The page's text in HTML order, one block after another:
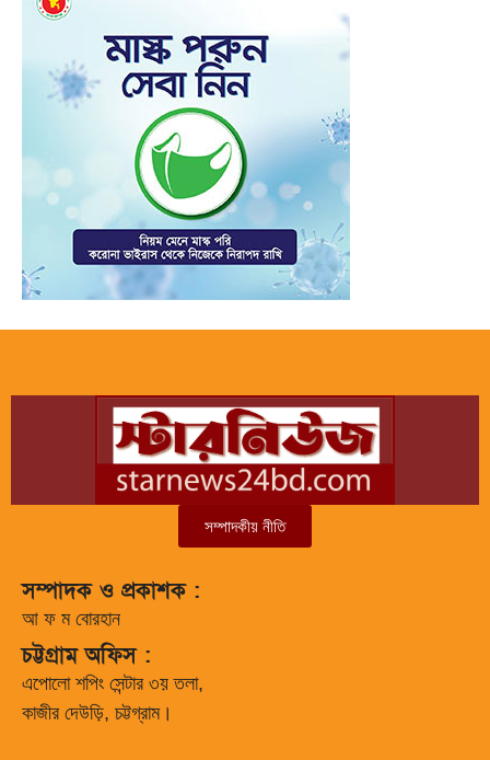
সম্পাদকীয় নীতি
সম্পাদক ও প্রকাশক :
আ ফ ম বোরহান
চট্টগ্রাম অফিস :
এপোলো শপিং সেন্টার ৩য় তলা,
কাজীর দেউড়ি, চট্টগ্রাম।